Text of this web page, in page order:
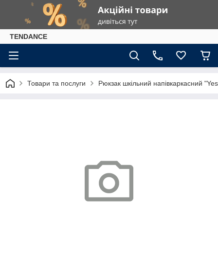
TENDANCE
Товари та послуги Рюкзак шкільний напівкаркасний